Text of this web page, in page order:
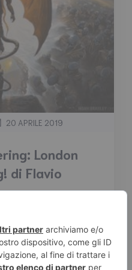
20 APRILE 2019
London
di Flavio
la sua lore
Rumble degna della
attirando tutta